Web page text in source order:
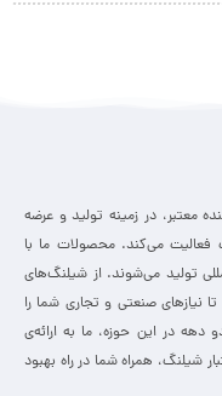
معتبر، در زمینه تولید و عرضه
فعالیت می‌کند. محصولات ما با
تولید می‌شوند. از شیلنگ‌های
نیازهای صنعتی و تجاری شما را
در این حوزه، ما به ارائه‌ی
شیلنگ، همراه شما در راه بهبود